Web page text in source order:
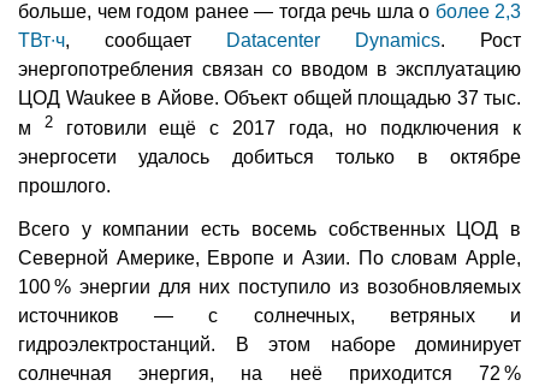
больше, чем годом ранее — тогда речь шла о более 2,3
ТВт∙ч, сообщает Datacenter Dynamics. Рост
энергопотребления связан со вводом в эксплуатацию
ЦОД Waukee в Айове. Объект общей площадью 37 тыс.
м 2готовили ещё с 2017 года, но подключения к
энергосети удалось добиться только в октябре
прошлого.
Всего у компании есть восемь собственных ЦОД в
Северной Америке, Европе и Азии. По словам Apple,
100 % энергии для них поступило из возобновляемых
источников — с солнечных, ветряных и
гидроэлектростанций. В этом наборе доминирует
солнечная энергия, на неё приходится 72 %